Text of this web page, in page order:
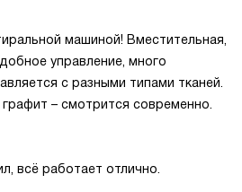
машиной! Вместительная,
управление, много
с разными типами тканей.
– смотрится современно.
всё работает отлично.